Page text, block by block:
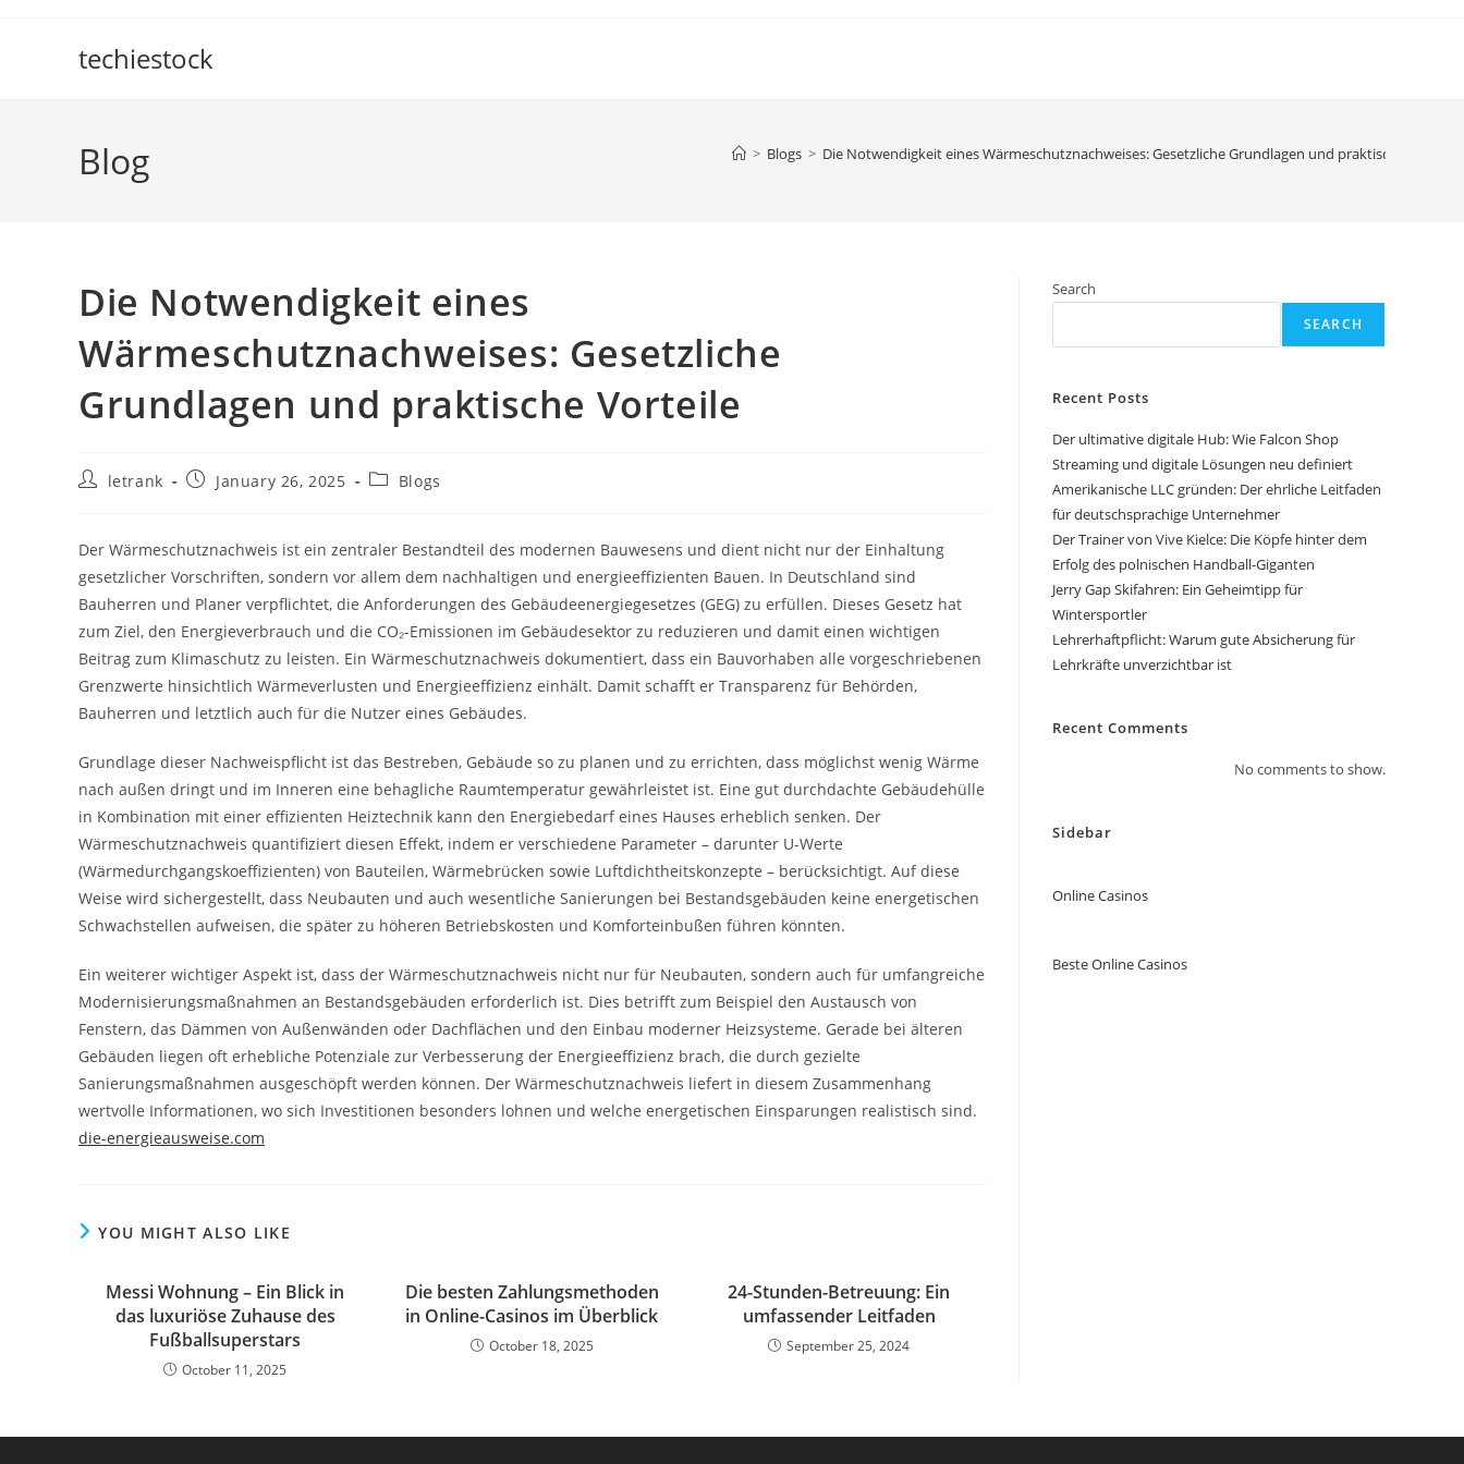
techiestock
Blog > Blogs > Die Notwendigkeit eines Wärmeschutznachweises: Gesetzliche Grundlagen und praktische Vorteile
Die Notwendigkeit eines
Wärmeschutznachweises: Gesetzliche
Grundlagen und praktische Vorteile
Postletrank
PostJanuary 26, 2025
PostBlogs
Der Wärmeschutznachweis ist ein zentraler Bestandteil des modernen Bauwesens und dient nicht nur der Einhaltung
gesetzlicher Vorschriften, sondern vor allem dem nachhaltigen und energieeffizienten Bauen. In Deutschland sind
Bauherren und Planer verpflichtet, die Anforderungen des Gebäudeenergiegesetzes (GEG) zu erfüllen. Dieses Gesetz hat
zum Ziel, den Energieverbrauch und die CO₂-Emissionen im Gebäudesektor zu reduzieren und damit einen wichtigen
Beitrag zum Klimaschutz zu leisten. Ein Wärmeschutznachweis dokumentiert, dass ein Bauvorhaben alle vorgeschriebenen
Grenzwerte hinsichtlich Wärmeverlusten und Energieeffizienz einhält. Damit schafft er Transparenz für Behörden,
Bauherren und letztlich auch für die Nutzer eines Gebäudes.
Grundlage dieser Nachweispflicht ist das Bestreben, Gebäude so zu planen und zu errichten, dass möglichst wenig Wärme
nach außen dringt und im Inneren eine behagliche Raumtemperatur gewährleistet ist. Eine gut durchdachte Gebäudehülle
in Kombination mit einer effizienten Heiztechnik kann den Energiebedarf eines Hauses erheblich senken. Der
Wärmeschutznachweis quantifiziert diesen Effekt, indem er verschiedene Parameter – darunter U-Werte
(Wärmedurchgangskoeffizienten) von Bauteilen, Wärmebrücken sowie Luftdichtheitskonzepte – berücksichtigt. Auf diese
Weise wird sichergestellt, dass Neubauten und auch wesentliche Sanierungen bei Bestandsgebäuden keine energetischen
Schwachstellen aufweisen, die später zu höheren Betriebskosten und Komforteinbußen führen könnten.
Ein weiterer wichtiger Aspekt ist, dass der Wärmeschutznachweis nicht nur für Neubauten, sondern auch für umfangreiche
Modernisierungsmaßnahmen an Bestandsgebäuden erforderlich ist. Dies betrifft zum Beispiel den Austausch von
Fenstern, das Dämmen von Außenwänden oder Dachflächen und den Einbau moderner Heizsysteme. Gerade bei älteren
Gebäuden liegen oft erhebliche Potenziale zur Verbesserung der Energieeffizienz brach, die durch gezielte
Sanierungsmaßnahmen ausgeschöpft werden können. Der Wärmeschutznachweis liefert in diesem Zusammenhang
wertvolle Informationen, wo sich Investitionen besonders lohnen und welche energetischen Einsparungen realistisch sind.
die-energieausweise.com
YOU MIGHT ALSO LIKE
Messi Wohnung – Ein Blick in
das luxuriöse Zuhause des
Fußballsuperstars
October 11, 2025
Die besten Zahlungsmethoden
in Online-Casinos im Überblick
October 18, 2025
24-Stunden-Betreuung: Ein
umfassender Leitfaden
September 25, 2024
Search
SEARCH
Recent Posts
Der ultimative digitale Hub: Wie Falcon Shop
Streaming und digitale Lösungen neu definiert
Amerikanische LLC gründen: Der ehrliche Leitfaden
für deutschsprachige Unternehmer
Der Trainer von Vive Kielce: Die Köpfe hinter dem
Erfolg des polnischen Handball-Giganten
Jerry Gap Skifahren: Ein Geheimtipp für
Wintersportler
Lehrerhaftpflicht: Warum gute Absicherung für
Lehrkräfte unverzichtbar ist
Recent Comments
No comments to show.
Sidebar
Online Casinos
Beste Online Casinos